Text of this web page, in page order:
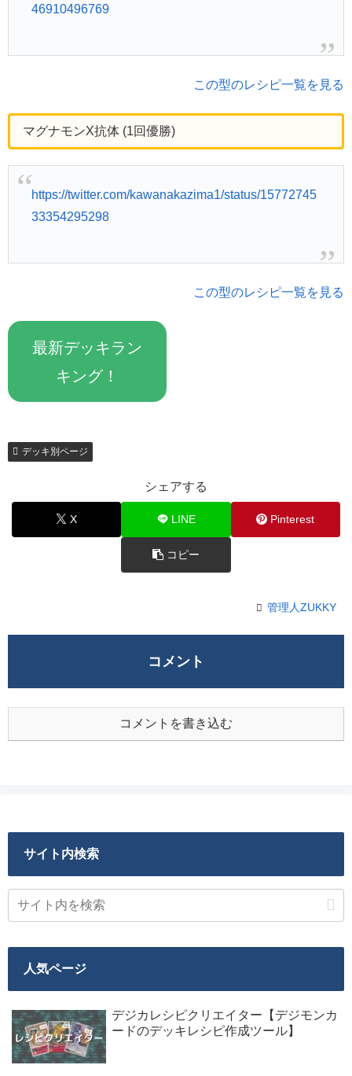
46910496769
この型のレシピ一覧を見る
マグナモンX抗体 (1回優勝)
https://twitter.com/kawanakazima1/status/15772745
33354295298
この型のレシピ一覧を見る
最新デッキラン
キング！
デッキ別ページ
シェアする
X LINE Pinterest
コピー
管理人ZUKKY
コメント
コメントを書き込む
サイト内検索
人気ページ
デジカレシピクリエイター【デジモンカ
ードのデッキレシピ作成ツール】